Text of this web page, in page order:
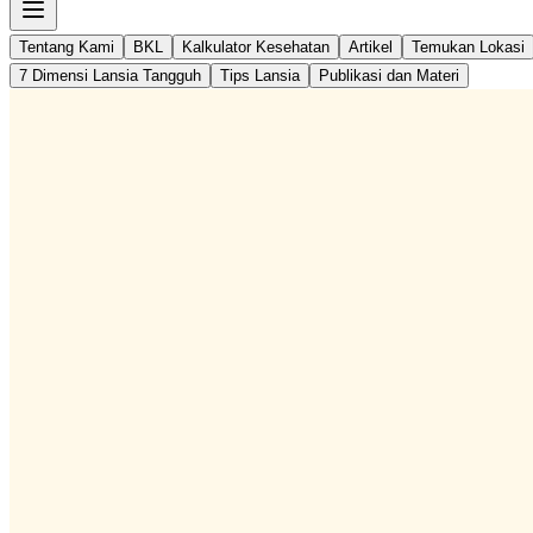
Tentang Kami BKL Kalkulator Kesehatan Artikel Temukan Lokasi
7 Dimensi Lansia Tangguh
Tips Lansia Publikasi dan Materi